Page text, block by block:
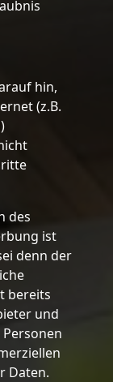
hin,
(z.B.
des
ist
denn der
bereits
und
Daten.